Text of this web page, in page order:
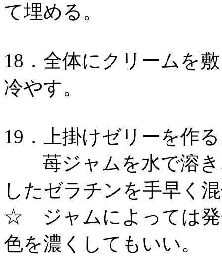
て埋める。
18．全体にクリームを
冷やす。
19．上掛けゼリーを作
苺ジャムを水で溶き
したゼラチンを手早く
☆ ジャムによっては発
色を濃くしてもいい。